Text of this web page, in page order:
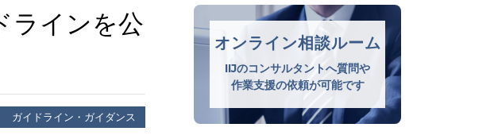
ラインを公
ガイドライン・ガイダンス
オンライン相談ルーム
IIJのコンサルタントへ質問や
作業支援の依頼が可能です